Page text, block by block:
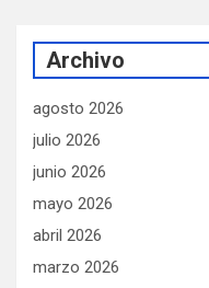
Archivo
agosto 2026
julio 2026
junio 2026
mayo 2026
abril 2026
marzo 2026